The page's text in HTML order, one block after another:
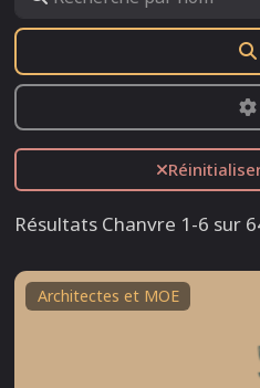
Résultats Chanvre 1-6 sur
Architectes et MOE